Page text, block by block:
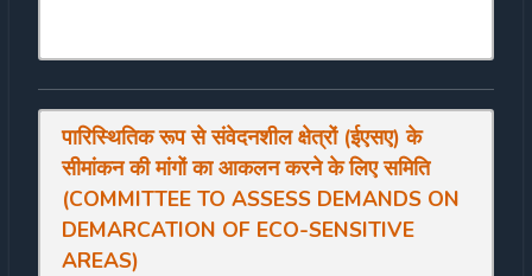
पारिस्थितिक रूप से संवेदनशील क्षेत्रों (ईएसए) के
सीमांकन की मांगों का आकलन करने के लिए समिति
(COMMITTEE TO ASSESS DEMANDS ON
DEMARCATION OF ECO-SENSITIVE
AREAS)